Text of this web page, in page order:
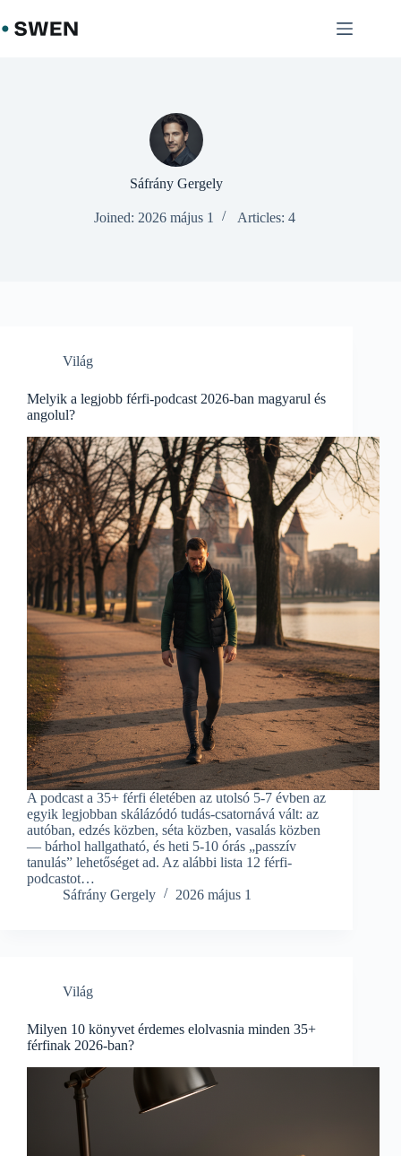
to
content
Sáfrány Gergely
Joined: 2026 május 1 Articles: 4
Világ
Melyik a legjobb férfi-podcast 2026-ban magyarul és
angolul?
A podcast a 35+ férfi életében az utolsó 5-7 évben az
egyik legjobban skálázódó tudás-csatornává vált: az
autóban, edzés közben, séta közben, vasalás közben
— bárhol hallgatható, és heti 5-10 órás „passzív
tanulás” lehetőséget ad. Az alábbi lista 12 férfi-
podcastot…
Sáfrány Gergely
2026 május 1
Világ
Milyen 10 könyvet érdemes elolvasnia minden 35+
férfinak 2026-ban?